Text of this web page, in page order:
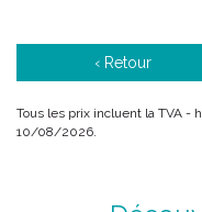
‹ Retour
Tous les prix incluent la TVA -
10/08/2026.